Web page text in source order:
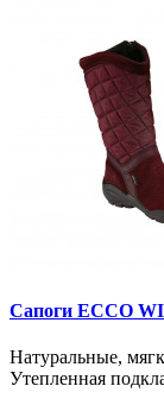
Сапоги ECCO
Натуральные,
Утепленная